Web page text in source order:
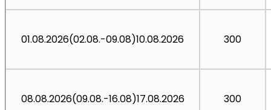
01.08.2026(02.08.-09.08)10.08.2026 300
08.08.2026(09.08.-16.08)17.08.2026 300